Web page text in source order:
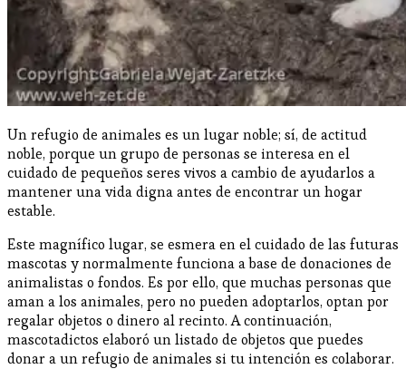
Un refugio de animales es un lugar noble; sí, de actitud
noble, porque un grupo de personas se interesa en el
cuidado de pequeños seres vivos a cambio de ayudarlos a
mantener una vida digna antes de encontrar un hogar
estable.
Este magnífico lugar, se esmera en el cuidado de las futuras
mascotas y normalmente funciona a base de donaciones de
animalistas o fondos. Es por ello, que muchas personas que
aman a los animales, pero no pueden adoptarlos, optan por
regalar objetos o dinero al recinto. A continuación,
mascotadictos elaboró un listado de objetos que puedes
donar a un refugio de animales si tu intención es colaborar.